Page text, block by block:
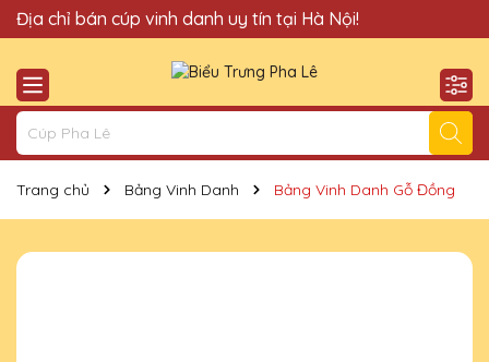
Quà Tặng Cúp Pha Lê Hà Nội QTG xin chào Quý Khách!
Địa chỉ bán cúp vinh danh uy tín tại Hà Nội!
Trang chủ Bảng Vinh Danh Bảng Vinh Danh Gỗ Đồng